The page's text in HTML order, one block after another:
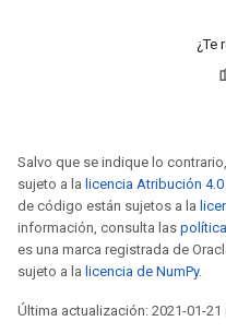
¿Te
Salvo que se indique lo
sujeto a la licencia Atribución
de código están sujetos a la
información, consulta las
es una marca registrada de
sujeto a la licencia de NumPy.
Última actualización: 2021-01-21